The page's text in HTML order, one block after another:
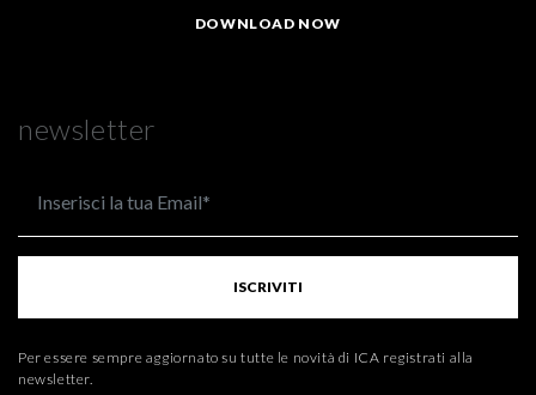
DOWNLOAD NOW
newsletter
ISCRIVITI
Per essere sempre aggiornato su tutte le novità di ICA registrati alla
newsletter.